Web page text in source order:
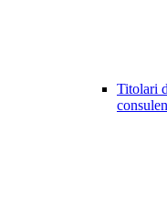
Titolari